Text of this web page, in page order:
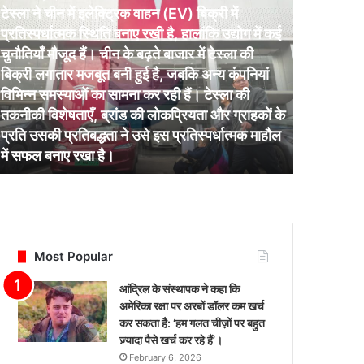
में
उद्योग में कई
की
कंपनियां
की
ग्राहकों के
माहौल
ने
वित्त
प्रमुख
केंटा
कोन
को
सीईओ
के
रूप
में
है,
तीन
में
दूसरी
बार
नेतृत्व
February 6, 2026
टोयोटा ने वित्त प्रमुख केंटा कोन को सीईओ के रूप में
पदोन्नत किया है, जो तीन वर्षों में दूसरी बार नेतृत्व परिवर्तन
है।
Most Popular
आंद्रिल के संस्थापक ने कहा कि
अमेरिका रक्षा पर अरबों डॉलर कम खर्च
कर सकता है: ‘हम गलत चीज़ों पर बहुत
ज़्यादा पैसे खर्च कर रहे हैं’।
February 6, 2026